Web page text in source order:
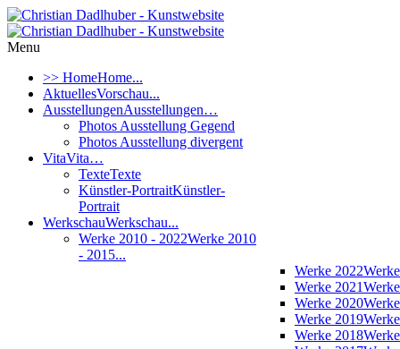
Menu
>> HomeHome...
AktuellesVorschau...
AusstellungenAusstellungen…
Photos Ausstellung Gegend
Photos Ausstellung divergent
VitaVita…
TexteTexte
Künstler-PortraitKünstler-
Portrait
WerkschauWerkschau...
Werke 2010 - 2022Werke 2010
- 2015...
Werke 2022
Werke 2021
Werke 2020
Werke 2019
Werke 2018